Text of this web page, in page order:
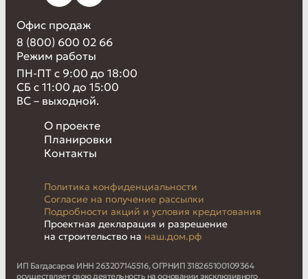
О проекте
Планировки
Контакты
Политика конфиденциальности
Согласие на получение рассылки
Подробности акций и условия кредитования
Проектная декларация и разрешение
на строительство на наш.дом.рф
Офис продаж
8 (800) 600 02 66
Режим работы
ПН-ПТ с 9:00 до 18:00
СБ с 11:00 до 15:00
ВС – выходной.
ИП Багдасаров ИНН 263207145516, ОГРНИП 318265100109364
осуществляет свою деятельность на основании эксклюзивного